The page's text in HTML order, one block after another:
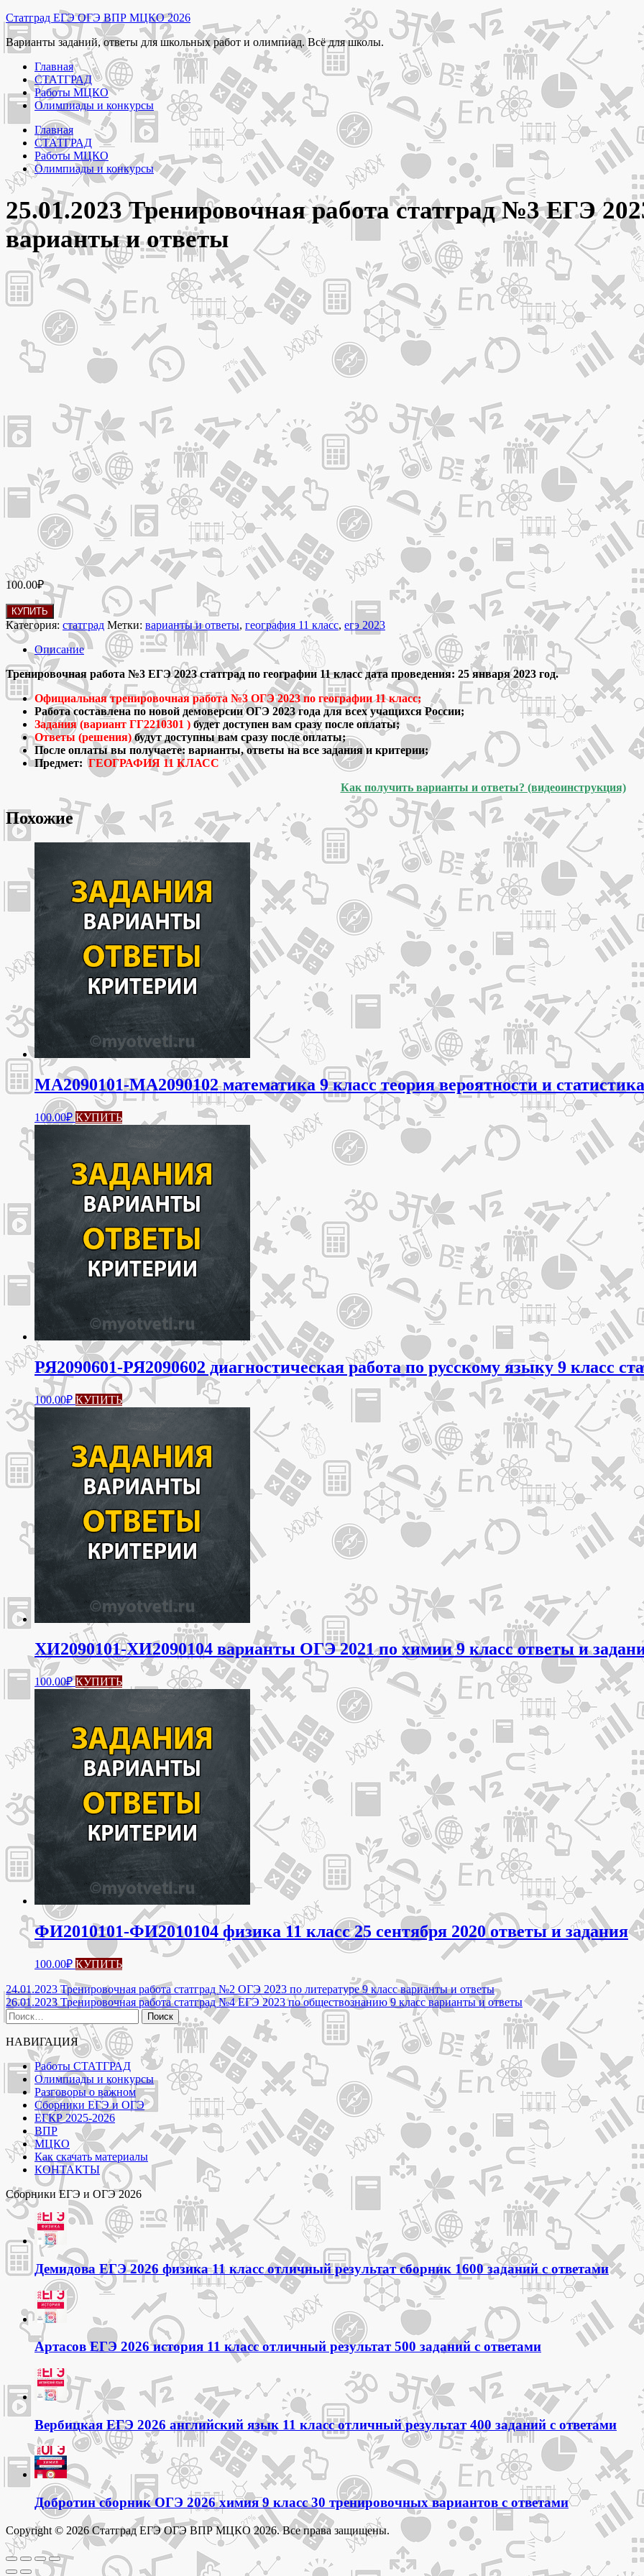
Перейти
к
содержимому
Статград ЕГЭ ОГЭ ВПР МЦКО 2026
Варианты заданий, ответы для школьных работ и олимпиад. Всё для школы.
Главная
СТАТГРАД
Работы МЦКО
Олимпиады и конкурсы
Главная
СТАТГРАД
Работы МЦКО
Олимпиады и конкурсы
25.01.2023 Тренировочная работа статград №3 ЕГЭ
варианты и ответы
100.00₽
Количество
товара
25.01.2023
Тренировочная
работа
статград
№3
ЕГЭ
2023
географии
класс
КУПИТЬ
Категория: статград Метки: варианты и ответы, география 11 класс, егэ 2023
Описание
Тренировочная работа №3 ЕГЭ 2023 статград по географии 11 класс дата проведения: 25 января 2023 год.
Официальная тренировочная работа №3 ОГЭ 2023 по географии 11 класс;
Работа составлена по новой демоверсии ОГЭ 2023 года для всех учащихся России;
Задания (вариант ГГ2210301 ) будет доступен вам сразу после оплаты;
Ответы (решения)будут доступны вам сразу после оплаты;
После оплаты вы получаете: варианты, ответы на все задания и критерии;
Предмет: ГЕОГРАФИЯ 11 КЛАСС
Как получить варианты и ответы? (видеоинструкция)
Похожие
МА2090101-МА2090102 математика 9 класс теория вероятности и
100.00₽ КУПИТЬ
РЯ2090601-РЯ2090602 диагностическая работа по русскому языку 9 класс
100.00₽ КУПИТЬ
ХИ2090101-ХИ2090104 варианты ОГЭ 2021 по химии 9 класс ответы и
100.00₽ КУПИТЬ
ФИ2010101-ФИ2010104 физика 11 класс 25 сентября 2020 ответы и задания
100.00₽ КУПИТЬ
Навигация
по
24.01.2023 Тренировочная работа статград №2 ОГЭ 2023 по литературе 9 класс варианты и ответы
26.01.2023 Тренировочная работа статград №4 ЕГЭ 2023 по обществознанию 9 класс варианты и ответы
Найти:
НАВИГАЦИЯ
Работы СТАТГРАД
Олимпиады и конкурсы
Разговоры о важном
Сборники ЕГЭ и ОГЭ
ЕГКР 2025-2026
ВПР
МЦКО
Как скачать материалы
КОНТАКТЫ
Сборники ЕГЭ и ОГЭ 2026
Демидова ЕГЭ 2026 физика 11 класс отличный результат сборник 1600 заданий с ответами
Артасов ЕГЭ 2026 история 11 класс отличный результат 500 заданий с ответами
Вербицкая ЕГЭ 2026 английский язык 11 класс отличный результат 400 заданий с ответами
Добротин сборник ОГЭ 2026 химия 9 класс 30 тренировочных вариантов с ответами
Copyright © 2026 Статград ЕГЭ ОГЭ ВПР МЦКО 2026. Все права защищены.